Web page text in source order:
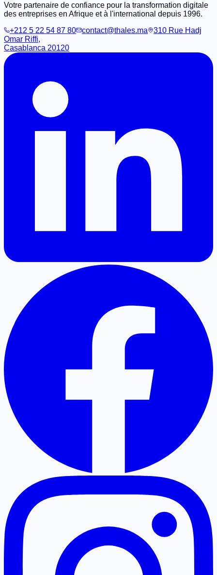
Votre partenaire de confiance pour la transformation digitale
des entreprises en Afrique et à l'international depuis 1996.
+212 5 22 54 87 80
contact@thales.ma
310 Rue Hadj
Omar Riffi,
Casablanca 20120